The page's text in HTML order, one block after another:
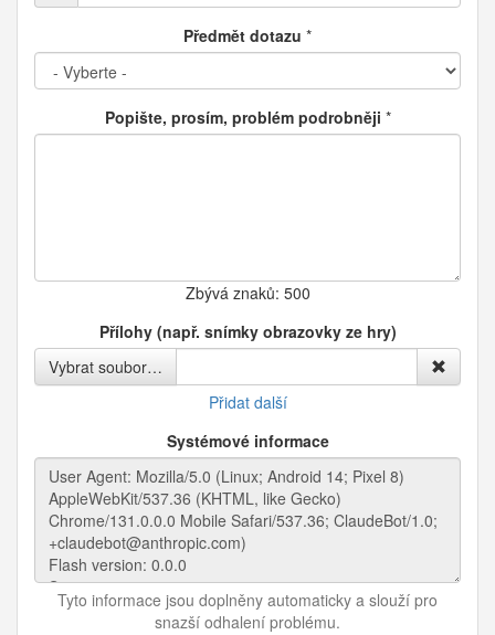
Předmět dotazu *
Popište, prosím, problém podrobněji *
Zbývá znaků: 500
Přílohy (např. snímky obrazovky ze hry)
Vybrat soubor…
Přidat další
Systémové informace
Tyto informace jsou doplněny automaticky a slouží pro
snazší odhalení problému.